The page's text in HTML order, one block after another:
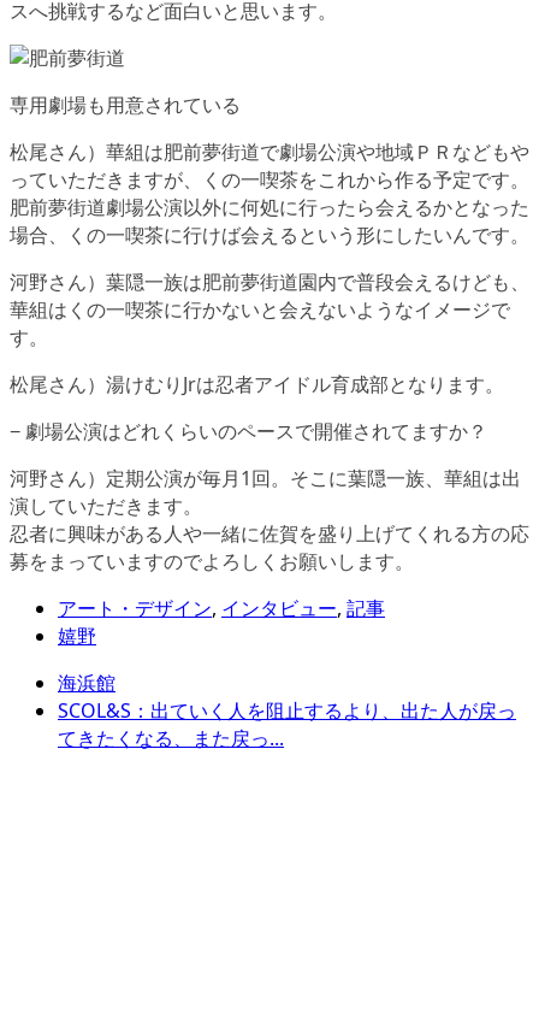
スへ挑戦するなど面白いと思います。
専用劇場も用意されている
松尾さん）華組は肥前夢街道で劇場公演や地域ＰＲなどもや
っていただきますが、くの一喫茶をこれから作る予定です。
肥前夢街道劇場公演以外に何処に行ったら会えるかとなった
場合、くの一喫茶に行けば会えるという形にしたいんです。
河野さん）葉隠一族は肥前夢街道園内で普段会えるけども、
華組はくの一喫茶に行かないと会えないようなイメージで
す。
松尾さん）湯けむりJrは忍者アイドル育成部となります。
− 劇場公演はどれくらいのペースで開催されてますか？
河野さん）定期公演が毎月1回。そこに葉隠一族、華組は出
演していただきます。
忍者に興味がある人や一緒に佐賀を盛り上げてくれる方の応
募をまっていますのでよろしくお願いします。
アート・デザイン, インタビュー, 記事
嬉野
海浜館
SCOL&S：出ていく人を阻止するより、出た人が戻っ
てきたくなる、また戻っ...